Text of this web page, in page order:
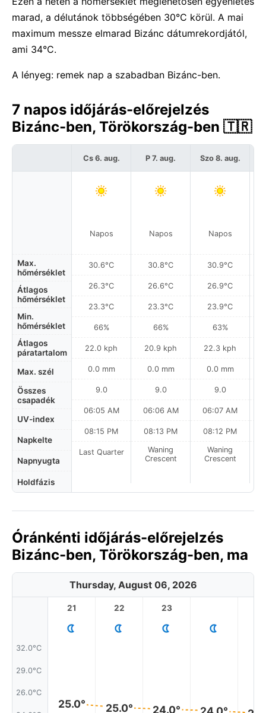
marad, a délutánok többségében 30°C körül. A mai
maximum messze elmarad Bizánc dátumrekordjától,
ami 34°C.
A lényeg: remek nap a szabadban Bizánc-ben.
7 napos időjárás-előrejelzés
Bizánc-ben, Törökország-ben 🇹🇷
Max.
hőmérséklet
Átlagos
hőmérséklet
Min.
hőmérséklet
Átlagos
páratartalom
Max. szél
Összes
csapadék
UV-index
Napkelte
Napnyugta
Holdfázis
Cs 6. aug.
Napos
30.6°C
26.3°C
23.3°C
66%
22.0 kph
0.0 mm
9.0
06:05 AM
08:15 PM
Last Quarter
P 7. aug.
Napos
30.8°C
26.6°C
23.3°C
66%
20.9 kph
0.0 mm
9.0
06:06 AM
08:13 PM
Waning
Crescent
Szo 8. aug.
Napos
30.9°C
26.9°C
23.9°C
63%
22.3 kph
0.0 mm
9.0
06:07 AM
08:12 PM
Waning
Crescent
Óránkénti időjárás-előrejelzés
Bizánc-ben, Törökország-ben, ma
Thursday, August 06, 2026
32.0°C
29.0°C
26.0°C
21
25.0°
22
25.0°
23
24.0°